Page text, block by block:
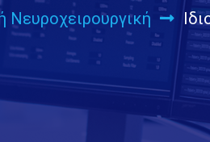
Νευροχειρουργική